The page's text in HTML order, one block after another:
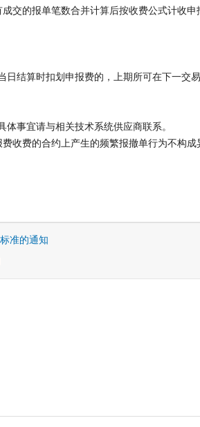
交的报单笔数合并计算后按收费公式计收申
结算时扣划申报费的，上期所可在下一交
事宜请与相关技术系统供应商联系。
收费的合约上产生的频繁报撤单行为不构成
准的通知